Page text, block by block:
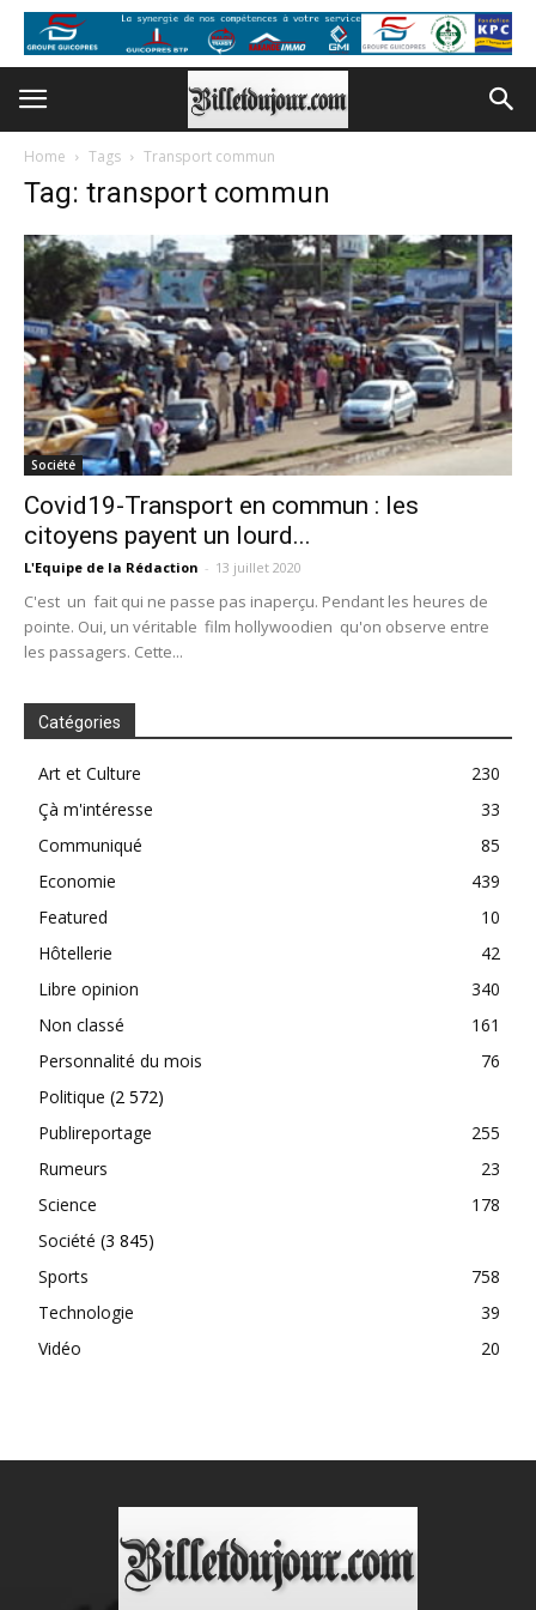
Home Tags Transport commun
Tag: transport commun
Société
Covid19-Transport en commun : les
citoyens payent un lourd...
L'Equipe de la Rédaction - 13 juillet 2020
C'est un fait qui ne passe pas inaperçu. Pendant les heures de
pointe. Oui, un véritable film hollywoodien qu'on observe entre
les passagers. Cette...
Catégories
Art et Culture
230
Çà m'intéresse
33
Communiqué
85
Economie
439
Featured
10
Hôtellerie
42
Libre opinion
340
Non classé
161
Personnalité du mois
76
Politique (2 572)
Publireportage
255
Rumeurs
23
Science
178
Société (3 845)
Sports
758
Technologie
39
Vidéo
20